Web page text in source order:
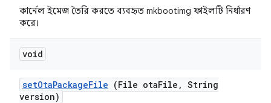
কার্নেল ইমেজ তৈরি করতে ব্যবহৃত mkbootimg ফাইলটি নির্ধারণ
করে।
void
setOtaPackageFile (File otaFile , String
version)